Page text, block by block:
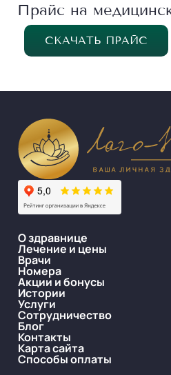
Прайс на
СКАЧАТЬ ПРАЙС
О здравнице
Лечение и цены
Врачи
Номера
Акции и бонусы
Истории
Услуги
Сотрудничество
Блог
Контакты
Карта сайта
Способы оплаты